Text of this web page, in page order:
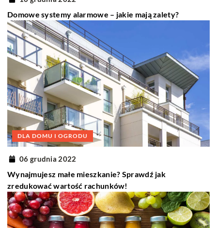
Domowe systemy alarmowe – jakie mają zalety?
DLA DOMU I OGRODU
06 grudnia 2022
Wynajmujesz małe mieszkanie? Sprawdź jak
zredukować wartość rachunków!